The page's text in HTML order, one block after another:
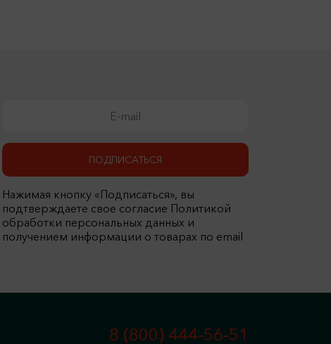
ПОДПИСАТЬСЯ
Нажимая кнопку «Подписаться», вы
подтверждаете свое согласие Политикой
обработки персональных данных и
получением информации о товарах по email
8 (800) 444-56-51